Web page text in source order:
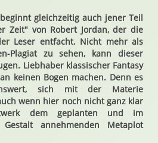
gleichzeitig auch jener Teil
Zeit" von Robert Jordan, der die
Leser entfacht. Nicht mehr als
Plagiat zu sehen, kann dieser
Liebhaber klassischer Fantasy
keinen Bogen machen. Denn es
sich mit der Materie
wenn hier noch nicht ganz klar
dem geplanten und im
annehmenden Metaplot